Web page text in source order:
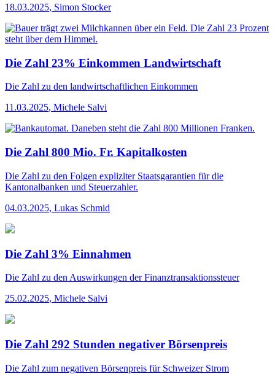
18.03.2025, Simon Stocker
Die Zahl 23% Einkommen Landwirtschaft
Die Zahl zu den landwirtschaftlichen Einkommen
11.03.2025, Michele Salvi
Die Zahl 800 Mio. Fr. Kapitalkosten
Die Zahl zu den Folgen expliziter Staatsgarantien für die
Kantonalbanken und Steuerzahler.
04.03.2025, Lukas Schmid
Die Zahl 3% Einnahmen
Die Zahl zu den Auswirkungen der Finanztransaktionssteuer
25.02.2025, Michele Salvi
Die Zahl 292 Stunden negativer Börsenpreis
Die Zahl zum negativen Börsenpreis für Schweizer Strom